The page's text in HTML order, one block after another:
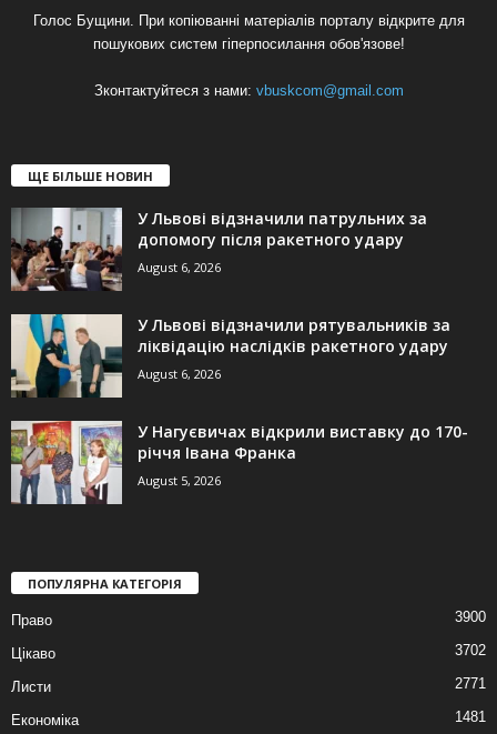
Голос Бущини. При копіюванні матеріалів порталу відкрите для
пошукових систем гіперпосилання обов'язове!
Зконтактуйтеся з нами: vbuskcom@gmail.com
ЩЕ БІЛЬШЕ НОВИН
У Львові відзначили патрульних за
допомогу після ракетного удару
August 6, 2026
У Львові відзначили рятувальників за
ліквідацію наслідків ракетного удару
August 6, 2026
У Нагуєвичах відкрили виставку до 170-
річчя Івана Франка
August 5, 2026
ПОПУЛЯРНА КАТЕГОРІЯ
Право 3900
Цікаво 3702
Листи 2771
Економіка 1481